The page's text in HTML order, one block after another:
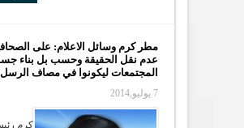
مطر كرم وسائل الاعلام: على
عدم نقل الحقيقة وحسب بل بناء
المجتمعات ليكونوا في مصاف الرسل
7 يوليو,2014
كرم